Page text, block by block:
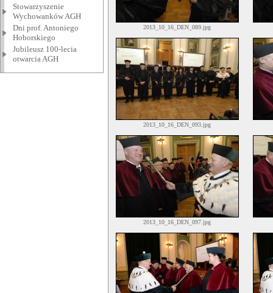
Stowarzyszenie
Wychowanków AGH
Dni prof. Antoniego
Hoborskiego
Jubileusz 100-lecia
otwarcia AGH
2013_10_16_DEN_089.jpg
2013_10_16_DEN_093.jpg
2013_10_16_DEN_097.jpg